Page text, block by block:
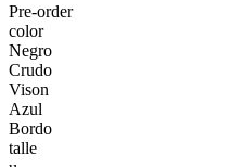
Pre-order
color
Negro
Crudo
Vison
Azul
Bordo
talle